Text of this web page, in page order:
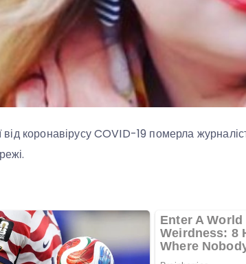
від коронавірусу COVID-19 померла